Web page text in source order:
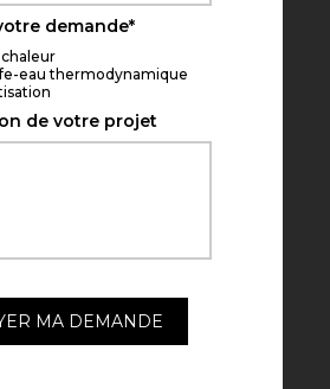
demande*
eau thermodynamique
de votre projet